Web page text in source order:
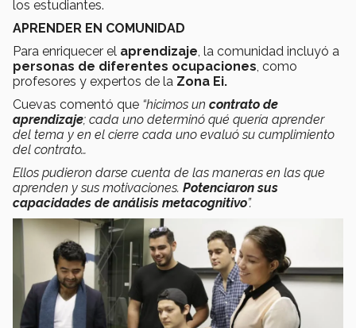
los estudiantes.
APRENDER EN COMUNIDAD
Para enriquecer el aprendizaje, la comunidad incluyó a
personas de diferentes ocupaciones, como
profesores y expertos de la Zona Ei.
Cuevas comentó que “hicimos un contrato de
aprendizaje; cada uno determinó qué quería aprender
del tema y en el cierre cada uno evaluó su cumplimiento
del contrato…
Ellos pudieron darse cuenta de las maneras en las que
aprenden y sus motivaciones. Potenciaron sus
capacidades de análisis metacognitivo”.